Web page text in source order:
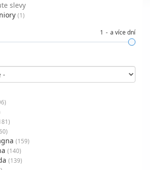
slevy
(1)
1 a více dní
(159)
(140)
(139)